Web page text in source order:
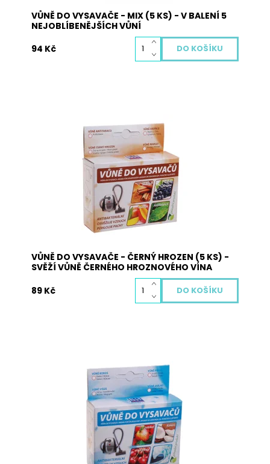
VŮNĚ DO VYSAVAČE - MIX (5 KS) - V BALENÍ 5
NEJOBLÍBENĚJŠÍCH VŮNÍ
94 Kč
Vůně do vysavače je vyrobena z přírodních
materiálů a neobsahuje žádné nebezpečné
látky. Pohlcuje pachy, osvěžuje vzduch a plní
antibakteriální funkci. Použití: vysypte obsah
sáčků s vůní na podlahu a obsah vysajte. Při
zahřátí obsahu sáčku dojde k uvolnění...
Skladem
3063
VŮNĚ DO VYSAVAČE - ČERNÝ HROZEN (5 KS) -
SVĚŽÍ VŮNĚ ČERNÉHO HROZNOVÉHO VÍNA
89 Kč
Vůně do vysavače je vyrobena z přírodních
materiálů a neobsahuje žádné nebezpečné
látky. Pohlcuje pachy, osvěžuje vzduch a plní
antibakteriální funkci. Použití: vysypte obsah
sáčků s vůní na podlahu a obsah vysajte. Při
zahřátí obsahu sáčku dojde k uvolnění...
Skladem
3019